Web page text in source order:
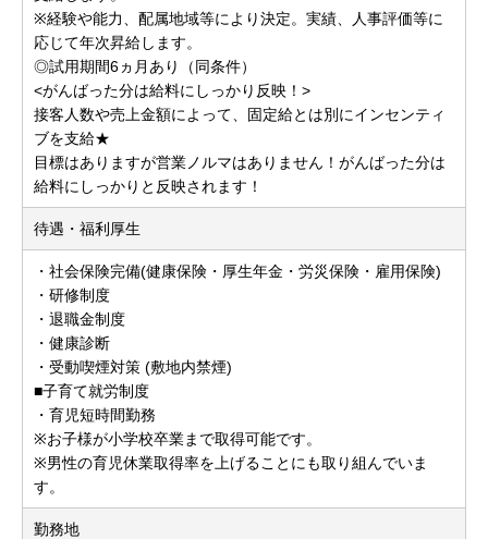
※経験や能力、配属地域等により決定。実績、人事評価等に
応じて年次昇給します。
◎試用期間6ヵ月あり（同条件）
<がんばった分は給料にしっかり反映！>
接客人数や売上金額によって、固定給とは別にインセンティ
ブを支給★
目標はありますが営業ノルマはありません！がんばった分は
給料にしっかりと反映されます！
待遇・福利厚生
・社会保険完備(健康保険・厚生年金・労災保険・雇用保険)
・研修制度
・退職金制度
・健康診断
・受動喫煙対策 (敷地内禁煙)
■子育て就労制度
・育児短時間勤務
※お子様が小学校卒業まで取得可能です。
※男性の育児休業取得率を上げることにも取り組んでいま
す。
勤務地